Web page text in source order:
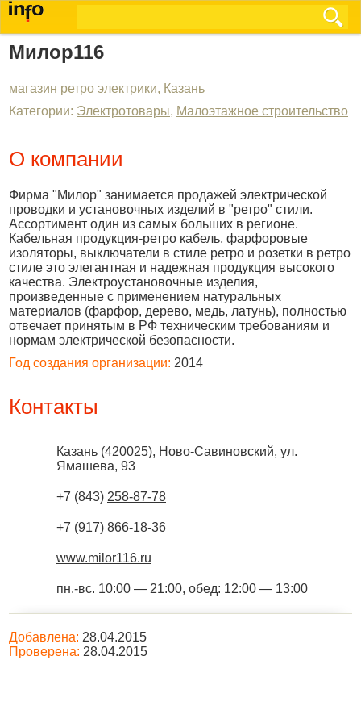
Милор116
магазин ретро электрики, Казань
Категории: Электротовары, Малоэтажное строительство
О компании
Фирма "Милор" занимается продажей электрической
проводки и установочных изделий в "ретро" стили.
Ассортимент один из самых больших в регионе.
Кабельная продукция-ретро кабель, фарфоровые
изоляторы, выключатели в стиле ретро и розетки в ретро
стиле это элегантная и надежная продукция высокого
качества. Электроустановочные изделия,
произведенные с применением натуральных
материалов (фарфор, дерево, медь, латунь), полностью
отвечает принятым в РФ техническим требованиям и
нормам электрической безопасности.
Год создания организации: 2014
Контакты
Казань (420025), Ново-Савиновский, ул.
Ямашева, 93
+7 (843) 258-87-78
+7 (917) 866-18-36
www.milor116.ru
пн.-вс. 10:00 — 21:00, обед: 12:00 — 13:00
Добавлена: 28.04.2015
Проверена: 28.04.2015